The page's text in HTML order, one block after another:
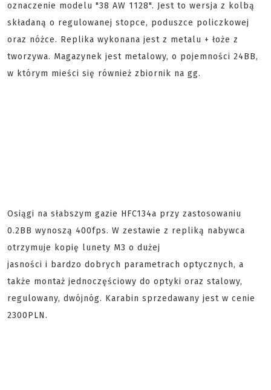
oznaczenie modelu "38 AW 1128". Jest to wersja z kolbą
składaną o regulowanej stopce, poduszce policzkowej
oraz nóżce. Replika wykonana jest z metalu + łoże z
tworzywa. Magazynek jest metalowy, o pojemności 24BB,
w którym mieści się również zbiornik na gg.
Osiągi na słabszym gazie HFC134a przy zastosowaniu
0.2BB wynoszą 400fps. W zestawie z repliką nabywca
otrzymuje kopię lunety M3 o dużej
jasności i bardzo dobrych parametrach optycznych, a
także montaż jednoczęściowy do optyki oraz stalowy,
regulowany, dwójnóg. Karabin sprzedawany jest w cenie
2300PLN.